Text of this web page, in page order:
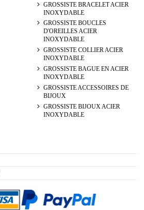
GROSSISTE BRACELET ACIER
INOXYDABLE
GROSSISTE BOUCLES
D'OREILLES ACIER
INOXYDABLE
GROSSISTE COLLIER ACIER
INOXYDABLE
GROSSISTE BAGUE EN ACIER
INOXYDABLE
GROSSISTE ACCESSOIRES DE
BIJOUX
GROSSISTE BIJOUX ACIER
INOXYDABLE